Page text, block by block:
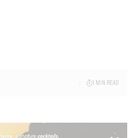
1 MIN READ